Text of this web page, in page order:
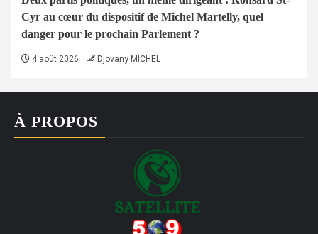
Cyr au cœur du dispositif de Michel Martelly, quel
danger pour le prochain Parlement ?
4 août 2026 Djovany MICHEL
À PROPOS